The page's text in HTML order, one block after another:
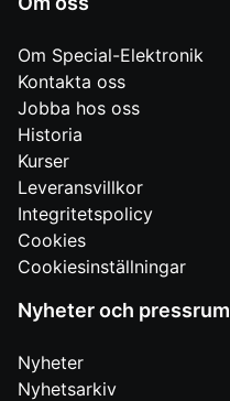
Om Special-Elektronik
Kontakta oss
Jobba hos oss
Historia
Kurser
Leveransvillkor
Integritetspolicy
Cookies
Cookiesinställningar
Nyheter och pressrum
Nyheter
Nyhetsarkiv